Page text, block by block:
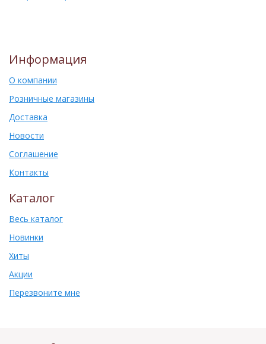
Информация
О компании
Розничные магазины
Доставка
Новости
Соглашение
Контакты
Каталог
Весь каталог
Новинки
Хиты
Акции
Перезвоните мне